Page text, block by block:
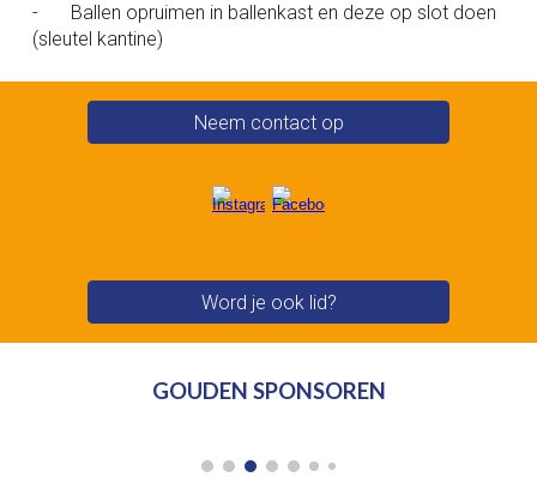
-
Ballen opruimen in ballenkast en deze op slot doen
(sleutel kantine)
Neem contact op
Word je ook lid?
GOUDEN SPONSOREN